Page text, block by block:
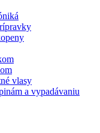
vlasy
a vypadávaniu